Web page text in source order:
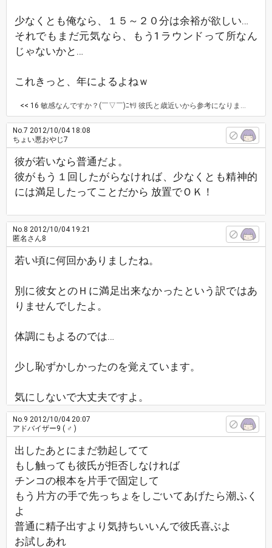
少なくとも俺なら、１５～２０分は余裕が欲しい…
それでもまだ元気なら、もう1ラウンドって所なん
じゃないかと…
これきっと、年によるよねｗ
<< 16 敏感なんですか？(￣▽￣)ﾆﾔﾘ 彼氏と歳近いから参考になります！ エッチに持ち込まずに、フェラだけしてあげるのは迷惑ですかね？ 彼氏の感じてる顔が見たい(笑)
No.7 2012/10/04 18:08
ちょい悪おやじ7
彼が若いなら普通だよ。
彼がもう１回したがらなければ、少なくとも精神的
には満足したってことだから 放置でＯＫ！
No.8 2012/10/04 19:21
匿名さん8
若い頃に何回かありましたね。
別に彼女とのＨに満足出来なかったという訳ではあ
りませんでしたよ。
体調にもよるのでは…
少し恥ずかしかったのを覚えています。
気にしないで大丈夫ですよ。
No.9 2012/10/04 20:07
アドバイザー9 ( ♂ )
出したあとにまだ勃起してて
もし触っても彼氏が拒否しなければ
チンコの根本を片手で固定して
もう片方の手で先っちょをしごいてあげたら潮ふく
よ
普通に精子出すより気持ちいいんで彼氏喜ぶよ
お試しあれ